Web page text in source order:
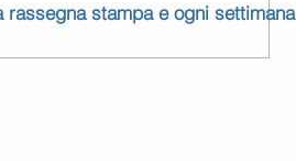
stampa e ogni settimana